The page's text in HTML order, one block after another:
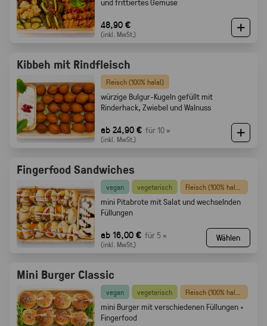
48,90 €
(inkl. MwSt.)
Kibbeh mit Rindfleisch
Fleisch (100% halal)
würzige Bulgur-Kugeln gefüllt mit
Rinderhack, Zwiebel und Walnuss
ab 24,90 € für 10 ×
(inkl. MwSt.)
Fingerfood Sandwiches
vegan vegetarisch
mini Pitabrote mit Salat und wechselnden
Füllungen
ab 16,00 € für 5 ×
(inkl. MwSt.)
Wählen
Mini Burger Classic
vegan vegetarisch
mini Burger mit verschiedenen Füllungen ·
Fingerfood